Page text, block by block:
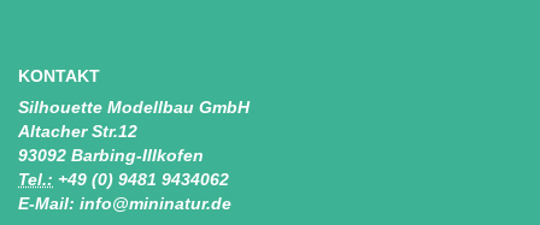
KONTAKT
Silhouette Modellbau GmbH
Altacher Str.12
93092 Barbing-Illkofen
Tel.: +49 (0) 9481 9434062
E-Mail: info@mininatur.de